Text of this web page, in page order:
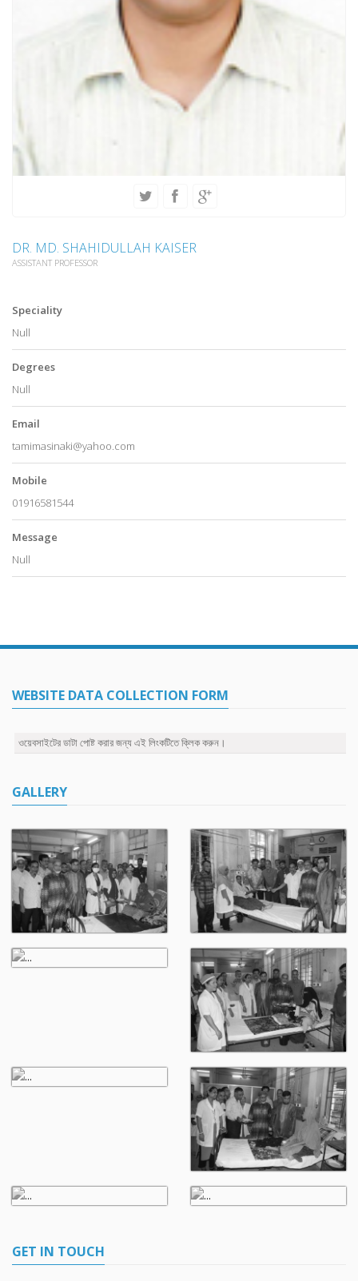
DR. MD. SHAHIDULLAH KAISER
ASSISTANT PROFESSOR
Speciality
Null
Degrees
Null
Email
tamimasinaki@yahoo.com
Mobile
01916581544
Message
Null
WEBSITE DATA COLLECTION FORM
ওয়েবসাইটের ডাটা পোষ্ট করার জন্য এই লিংকটিতে ক্লিক করুন।
GALLERY
GET IN TOUCH